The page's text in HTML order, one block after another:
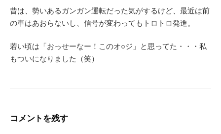
昔は、勢いあるガンガン運転だった気がするけど、最近は前
の車はあおらないし、信号が変わってもトロトロ発進。
若い頃は「おっせーなー！このオ○ジ」と思ってた・・・私
もついになりました（笑）
コメントを残す